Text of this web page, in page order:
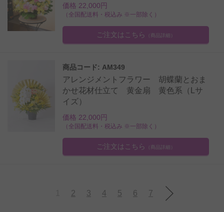
価格 22,000円
（全国配送料・税込み ※一部除く）
ご注文はこちら （商品詳細）
商品コード: AM349
アレンジメントフラワー 胡蝶蘭とおま
かせ花材仕立て 黄金扇 黄色系（Lサ
イズ）
価格 22,000円
（全国配送料・税込み ※一部除く）
ご注文はこちら （商品詳細）
2 3 4 5 6 7